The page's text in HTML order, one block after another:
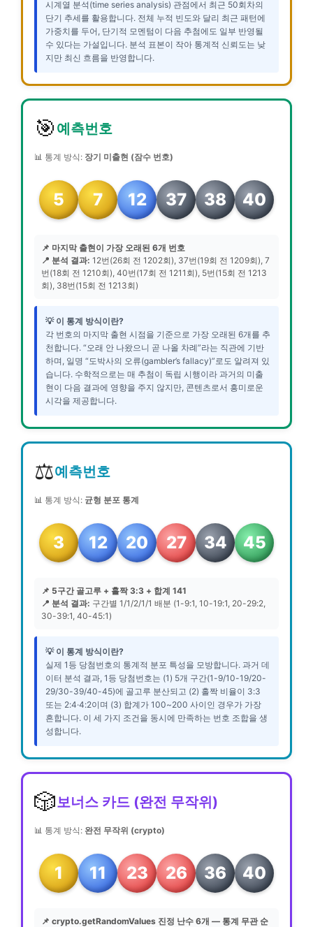
시계열 분석(time series analysis) 관점에서 최근 50회차의
단기 추세를 활용합니다. 전체 누적 빈도와 달리 최근 패턴에
가중치를 두어, 단기적 모멘텀이 다음 추첨에도 일부 반영될
수 있다는 가설입니다. 분석 표본이 작아 통계적 신뢰도는 낮
지만 최신 흐름을 반영합니다.
🎯 예측번호
📊 통계 방식: 장기 미출현 (잠수 번호)
5 7 12 37 38 40
📌 마지막 출현이 가장 오래된 6개 번호
📍 분석 결과: 12번(26회 전 1202회), 37번(19회 전 1209회), 7
번(18회 전 1210회), 40번(17회 전 1211회), 5번(15회 전 1213
회), 38번(15회 전 1213회)
💡 이 통계 방식이란?
각 번호의 마지막 출현 시점을 기준으로 가장 오래된 6개를 추
천합니다. “오래 안 나왔으니 곧 나올 차례”라는 직관에 기반
하며, 일명 “도박사의 오류(gambler’s fallacy)”로도 알려져 있
습니다. 수학적으로는 매 추첨이 독립 시행이라 과거의 미출
현이 다음 결과에 영향을 주지 않지만, 콘텐츠로서 흥미로운
시각을 제공합니다.
⚖️예측번호
📊 통계 방식: 균형 분포 통계
3 12 20 27 34 45
📌 5구간 골고루 + 홀짝 3:3 + 합계 141
📍 분석 결과: 구간별 1/1/2/1/1 배분 (1-9:1, 10-19:1, 20-29:2,
30-39:1, 40-45:1)
💡 이 통계 방식이란?
실제 1등 당첨번호의 통계적 분포 특성을 모방합니다. 과거 데
이터 분석 결과, 1등 당첨번호는 (1) 5개 구간(1-9/10-19/20-
29/30-39/40-45)에 골고루 분산되고 (2) 홀짝 비율이 3:3
또는 2:4·4:2이며 (3) 합계가 100~200 사이인 경우가 가장
흔합니다. 이 세 가지 조건을 동시에 만족하는 번호 조합을 생
성합니다.
🎲보너스 카드 (완전 무작위)
📊 통계 방식: 완전 무작위 (crypto)
1 11 23 26 36 40
📌 crypto.getRandomValues 진정 난수 6개 — 통계 무관 순